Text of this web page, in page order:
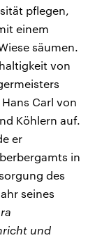
pflegen,
einem
säumen.
von
Carl von
Köhlern auf.
er
in
des
seines
und